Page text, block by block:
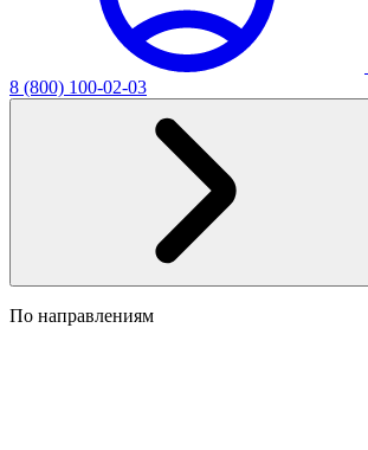
8 (800) 100-02-03
По направлениям